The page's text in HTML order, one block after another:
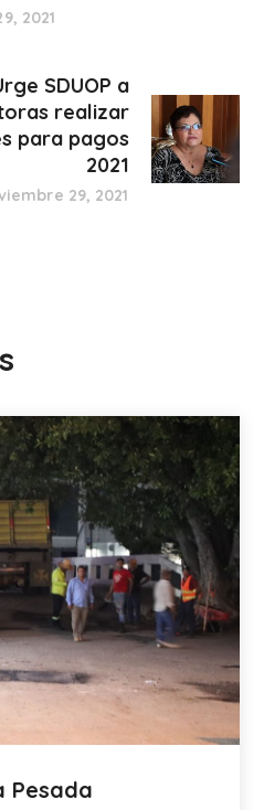
2021
SDUOP a
realizar
para pagos
2021
29, 2021
Pesada